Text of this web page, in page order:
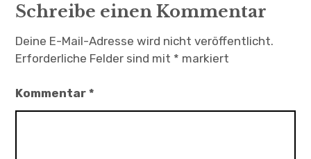
Schreibe einen Kommentar
Deine E-Mail-Adresse wird nicht veröffentlicht.
Erforderliche Felder sind mit * markiert
Kommentar*